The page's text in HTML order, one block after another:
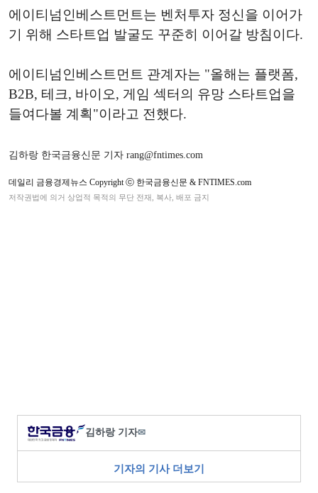
에이티넘인베스트먼트는 벤처투자 정신을 이어가
기 위해 스타트업 발굴도 꾸준히 이어갈 방침이다.
에이티넘인베스트먼트 관계자는 "올해는 플랫폼,
B2B, 테크, 바이오, 게임 섹터의 유망 스타트업을
들여다볼 계획"이라고 전했다.
김하랑 한국금융신문 기자 rang@fntimes.com
데일리 금융경제뉴스 Copyright ⓒ 한국금융신문 & FNTIMES.com
저작권법에 의거 상업적 목적의 무단 전재, 복사, 배포 금지
김하랑 기자✉
기자의 기사 더보기